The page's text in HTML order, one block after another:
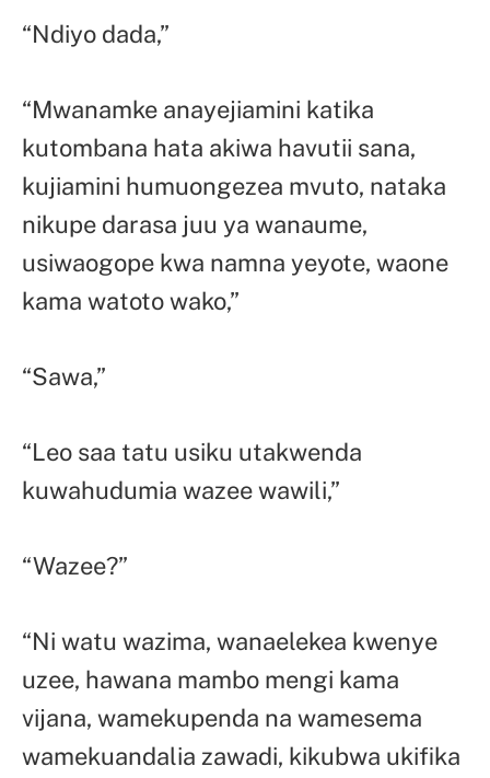
“Ndiyo dada,”
“Mwanamke anayejiamini katika
kutombana hata akiwa havutii sana,
kujiamini humuongezea mvuto, nataka
nikupe darasa juu ya wanaume,
usiwaogope kwa namna yeyote, waone
kama watoto wako,”
“Sawa,”
“Leo saa tatu usiku utakwenda
kuwahudumia wazee wawili,”
“Wazee?”
“Ni watu wazima, wanaelekea kwenye
uzee, hawana mambo mengi kama
vijana, wamekupenda na wamesema
wamekuandalia zawadi, kikubwa ukifika